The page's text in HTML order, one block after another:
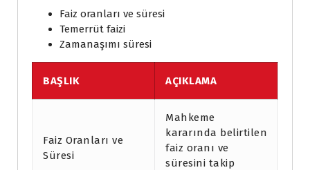
Faiz oranları ve süresi
Temerrüt faizi
Zamanaşımı süresi
BAŞLIK AÇIKLAMA
Faiz Oranları ve
Süresi
Mahkeme
kararında belirtilen
faiz oranı ve
süresini takip